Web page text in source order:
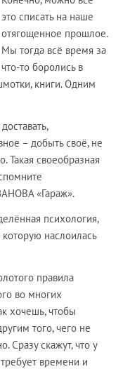
это списать на наше
отягощенное прошлое.
Мы тогда всё время за
что-то боролись в
книги. Одним
– добыть своё, не
Такая своеобразная
«Гараж».
психология,
наслоилась
правила
во многих
хочешь, чтобы
того, чего не
Сразу скажут, что у
времени и